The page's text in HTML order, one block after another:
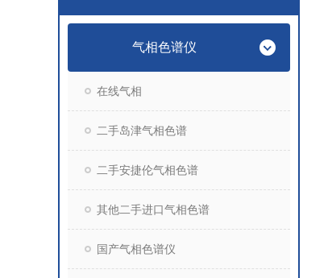
气相色谱仪
在线气相
二手岛津气相色谱
二手安捷伦气相色谱
其他二手进口气相色谱
国产气相色谱仪